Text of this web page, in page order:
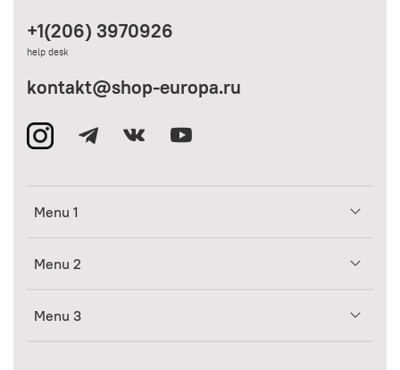
Menu 1
Menu 2
Menu 3
+1(206) 3970926
help desk
kontakt@shop-europa.ru